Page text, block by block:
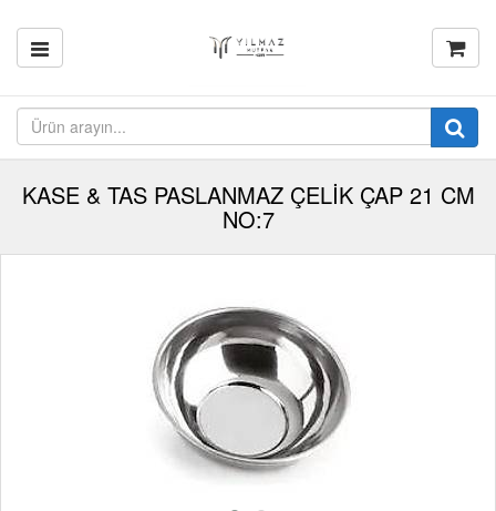
KASE & TAS PASLANMAZ ÇELİK ÇAP 21 CM
NO:7